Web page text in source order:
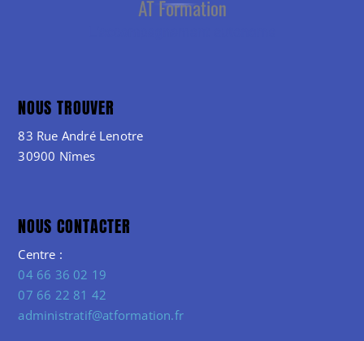
NOUS TROUVER
83 Rue André Lenotre
30900 Nîmes
NOUS CONTACTER
Centre :
04 66 36 02 19
07 66 22 81 42
administratif@atformation.fr